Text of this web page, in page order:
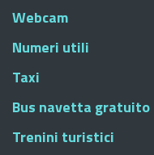
Webcam
Numeri utili
Taxi
Bus navetta gratuito
Trenini turistici